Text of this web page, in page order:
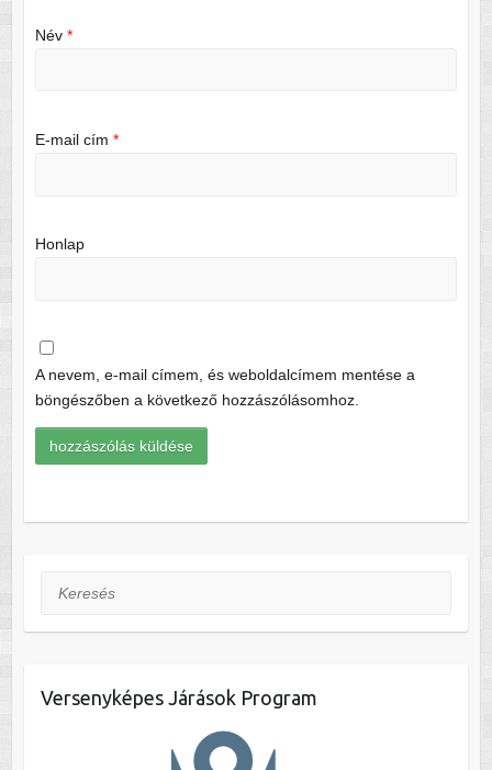
Név *
E-mail cím *
Honlap
A nevem, e-mail címem, és weboldalcímem mentése a
böngészőben a következő hozzászólásomhoz.
Keresés
Versenyképes Járások Program